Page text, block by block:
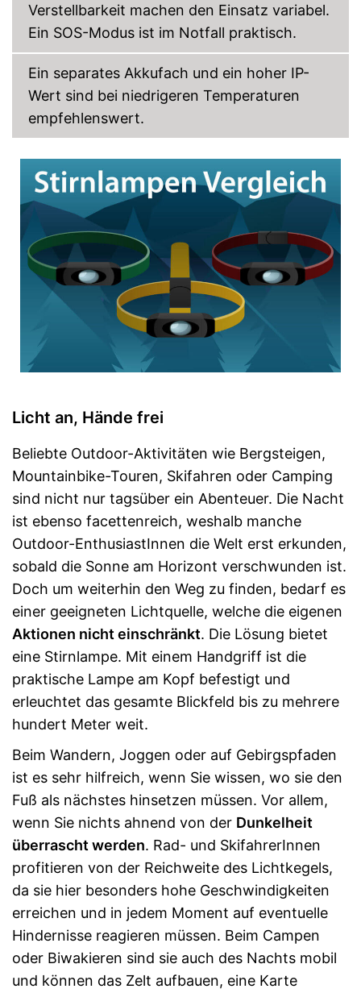
Verstellbarkeit machen den Einsatz variabel.
Ein SOS-Modus ist im Notfall praktisch.
Ein separates Akkufach und ein hoher IP-
Wert sind bei niedrigeren Temperaturen
empfehlenswert.
Licht an, Hände frei
Beliebte Outdoor-Aktivitäten wie Bergsteigen,
Mountainbike-Touren, Skifahren oder Camping
sind nicht nur tagsüber ein Abenteuer. Die Nacht
ist ebenso facettenreich, weshalb manche
Outdoor-EnthusiastInnen die Welt erst erkunden,
sobald die Sonne am Horizont verschwunden ist.
Doch um weiterhin den Weg zu finden, bedarf es
einer geeigneten Lichtquelle, welche die eigenen
Aktionen nicht einschränkt. Die Lösung bietet
eine Stirnlampe. Mit einem Handgriff ist die
praktische Lampe am Kopf befestigt und
erleuchtet das gesamte Blickfeld bis zu mehrere
hundert Meter weit.
Beim Wandern, Joggen oder auf Gebirgspfaden
ist es sehr hilfreich, wenn Sie wissen, wo sie den
Fuß als nächstes hinsetzen müssen. Vor allem,
wenn Sie nichts ahnend von der Dunkelheit
überrascht werden. Rad- und SkifahrerInnen
profitieren von der Reichweite des Lichtkegels,
da sie hier besonders hohe Geschwindigkeiten
erreichen und in jedem Moment auf eventuelle
Hindernisse reagieren müssen. Beim Campen
oder Biwakieren sind sie auch des Nachts mobil
und können das Zelt aufbauen, eine Karte